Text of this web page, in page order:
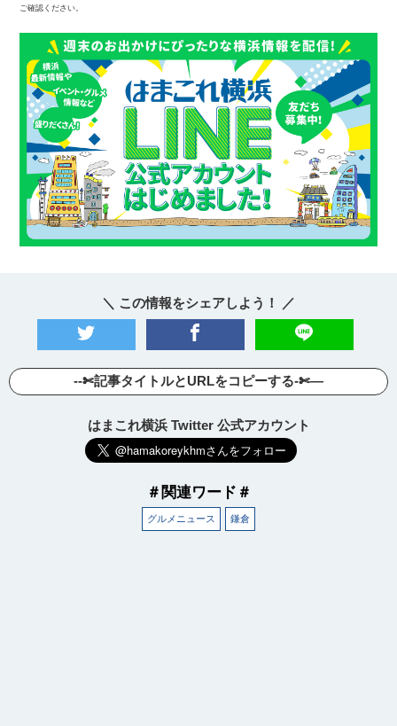
ご確認ください。
＼ この情報をシェアしよう！ ／
--✄記事タイトルとURLをコピーする-✄—
はまこれ横浜 Twitter 公式アカウント
＃関連ワード＃
グルメニュース 鎌倉